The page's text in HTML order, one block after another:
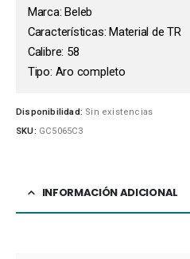
Marca: Beleb
Características: Material de TR
Calibre: 58
Tipo: Aro completo
Disponibilidad: Sin existencias
SKU: GC5065C3
INFORMACIÓN ADICIONAL